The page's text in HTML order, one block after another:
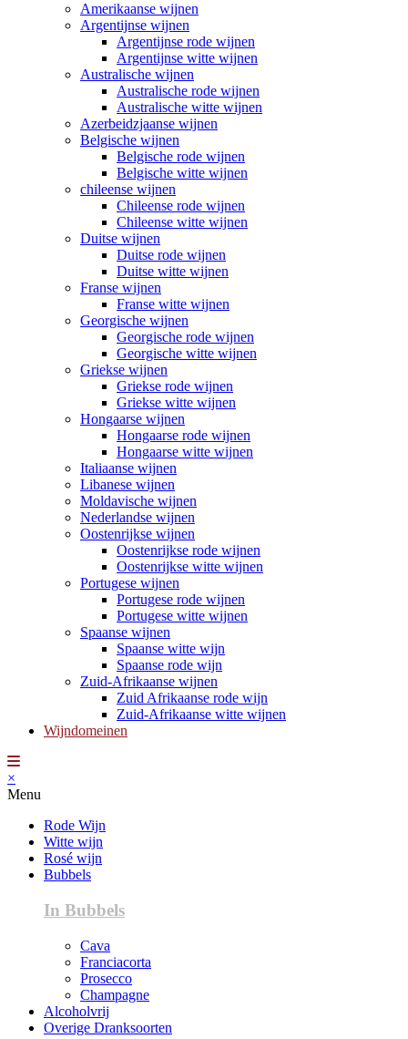
Amerikaanse wijnen
Argentijnse wijnen
Argentijnse rode wijnen
Argentijnse witte wijnen
Australische wijnen
Australische rode wijnen
Australische witte wijnen
Azerbeidzjaanse wijnen
Belgische wijnen
Belgische rode wijnen
Belgische witte wijnen
chileense wijnen
Chileense rode wijnen
Chileense witte wijnen
Duitse wijnen
Duitse rode wijnen
Duitse witte wijnen
Franse wijnen
Franse witte wijnen
Georgische wijnen
Georgische rode wijnen
Georgische witte wijnen
Griekse wijnen
Griekse rode wijnen
Griekse witte wijnen
Hongaarse wijnen
Hongaarse rode wijnen
Hongaarse witte wijnen
Italiaanse wijnen
Libanese wijnen
Moldavische wijnen
Nederlandse wijnen
Oostenrijkse wijnen
Oostenrijkse rode wijnen
Oostenrijkse witte wijnen
Portugese wijnen
Portugese rode wijnen
Portugese witte wijnen
Spaanse wijnen
Spaanse witte wijn
Spaanse rode wijn
Zuid-Afrikaanse wijnen
Zuid Afrikaanse rode wijn
Zuid-Afrikaanse witte wijnen
Wijndomeinen
×
Menu
Rode Wijn
Witte wijn
Rosé wijn
Bubbels
In Bubbels
Cava
Franciacorta
Prosecco
Champagne
Alcoholvrij
Overige Dranksoorten